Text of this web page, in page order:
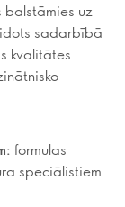
uz
sadarbībā
kvalitātes
formulas
speciālistiem